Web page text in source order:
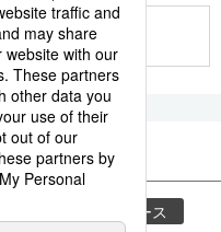
時事通信ニュース